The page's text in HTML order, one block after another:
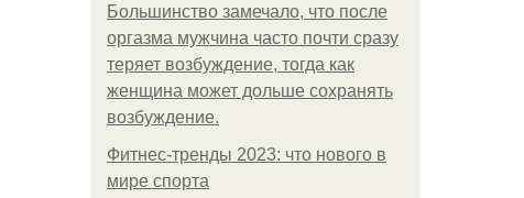
Большинство замечало, что после
оргазма мужчина часто почти сразу
теряет возбуждение, тогда как
женщина может дольше сохранять
возбуждение.
Фитнес-тренды 2023: что нового в
мире спорта